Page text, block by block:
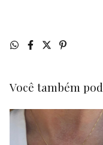
Você também